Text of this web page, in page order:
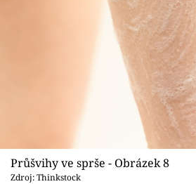
Průšvihy ve sprše - Obrázek 8
Zdroj: Thinkstock